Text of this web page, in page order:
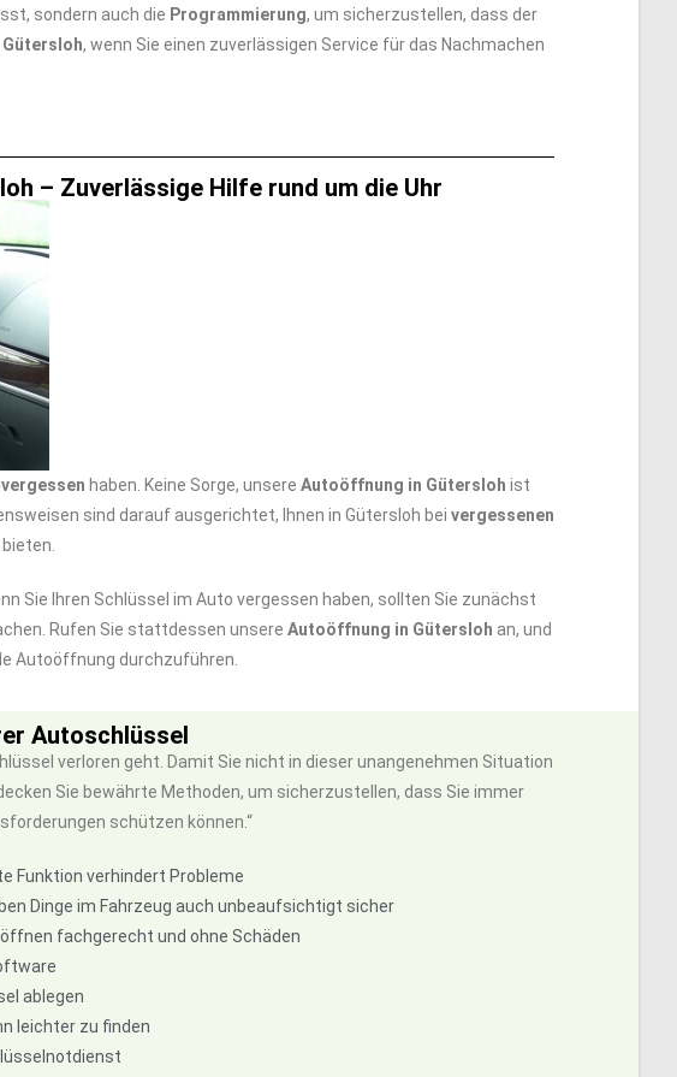
sondern auch die Programmierung, um sicherzustellen, dass der
, wenn Sie einen zuverlässigen Service für das Nachmachen
– Zuverlässige Hilfe rund um die Uhr
haben. Keine Sorge, unsere Autoöffnung in Gütersloh ist
sind darauf ausgerichtet, Ihnen in Gütersloh bei vergessenen
Sie Ihren Schlüssel im Auto vergessen haben, sollten Sie zunächst
Rufen Sie stattdessen unsere Autoöffnung in Gütersloh an, und
Autoöffnung durchzuführen.
Autoschlüssel
verloren geht. Damit Sie nicht in dieser unangenehmen Situation
Sie bewährte Methoden, um sicherzustellen, dass Sie immer
schützen können.“
Funktion verhindert Probleme
Dinge im Fahrzeug auch unbeaufsichtigt sicher
fachgerecht und ohne Schäden
ablegen
leichter zu finden